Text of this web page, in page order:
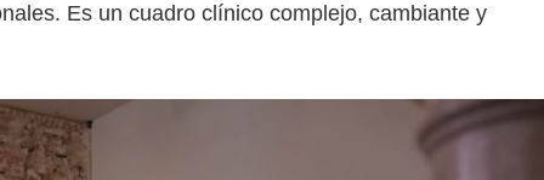
Es un cuadro clínico complejo, cambiante y